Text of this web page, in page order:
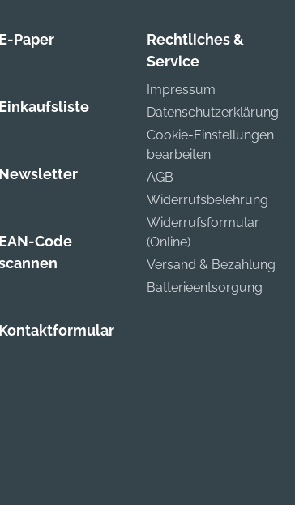
E-Paper
Einkaufsliste
Newsletter
EAN-Code
Kontaktformular
Rechtliches &
Service
Impressum
Datenschutzerklärung
Cookie-Einstellungen
bearbeiten
AGB
Widerrufsbelehrung
Widerrufsformular
(Online)
Versand & Bezahlung
Batterieentsorgung